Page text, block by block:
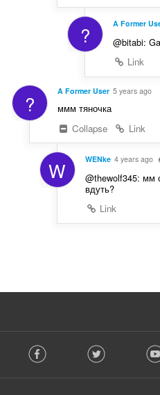
? A Former
@bitabi:
Link
? A Former User 5 years ago
ммм тяночка
Collapse
Link
W WENke 4 years ago
@thewolf345: мм
вдуть?
Link
o Facebook Twitter